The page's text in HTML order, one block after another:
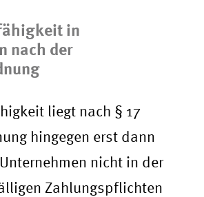
in
nach der
liegt nach § 17
hingegen erst dann
nicht in der
Zahlungspflichten